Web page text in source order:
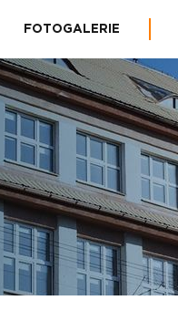
FOTOGALERIE